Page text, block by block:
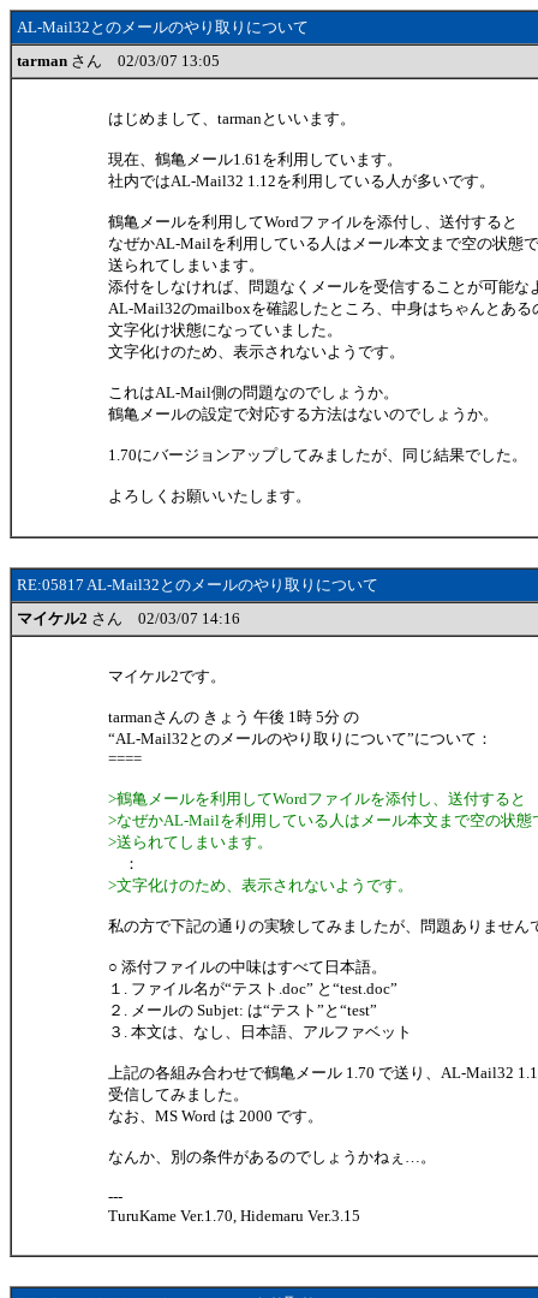
AL-Mail32とのメールのやり取りについて
tarman さん 02/03/07 13:05
はじめまして、tarmanといいます。
現在、鶴亀メール1.61を利用しています。
社内ではAL-Mail32 1.12を利用している人が多いです。
鶴亀メールを利用してWordファイルを添付し、送付すると
なぜかAL-Mailを利用している人はメール本文まで空の状態で
送られてしまいます。
添付をしなければ、問題なくメールを受信することが可能な
AL-Mail32のmailboxを確認したところ、中身はちゃんとある
文字化け状態になっていました。
文字化けのため、表示されないようです。
これはAL-Mail側の問題なのでしょうか。
鶴亀メールの設定で対応する方法はないのでしょうか。
1.70にバージョンアップしてみましたが、同じ結果でした。
よろしくお願いいたします。
RE:05817 AL-Mail32とのメールのやり取りについて
マイケル2 さん 02/03/07 14:16
マイケル2です。
tarmanさんの きょう 午後 1時 5分 の
“AL-Mail32とのメールのやり取りについて”について：
====
>鶴亀メールを利用してWordファイルを添付し、送付すると
>なぜかAL-Mailを利用している人はメール本文まで空の状態
>送られてしまいます。
：
>文字化けのため、表示されないようです。
私の方で下記の通りの実験してみましたが、問題ありません
○ 添付ファイルの中味はすべて日本語。
１. ファイル名が“テスト.doc” と“test.doc”
２. メールの Subjet: は“テスト”と“test”
３. 本文は、なし、日本語、アルファベット
上記の各組み合わせで鶴亀メール 1.70 で送り、AL-Mail32
受信してみました。
なお、MS Word は 2000 です。
なんか、別の条件があるのでしょうかねぇ…。
---
TuruKame Ver.1.70, Hidemaru Ver.3.15